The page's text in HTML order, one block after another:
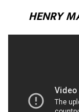
HENRY